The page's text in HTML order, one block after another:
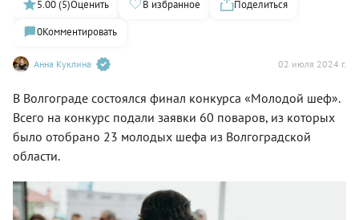
Анна Куклина 02 июля 2024 г.
5.00 (5)Оценить В избранное
Поделиться
0Комментировать
В Волгограде состоялся финал конкурса «Молодой шеф».
Всего на конкурс подали заявки 60 поваров, из которых
было отобрано 23 молодых шефа из Волгоградской
области.